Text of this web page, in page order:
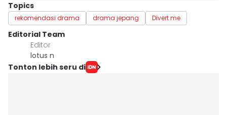
Topics
rekomendasi drama drama jepang Divert me
Editorial Team
Editor
lotus n
Tonton lebih seru di